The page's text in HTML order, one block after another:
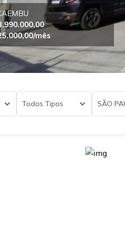
/mês
Todos Tipos SÃO